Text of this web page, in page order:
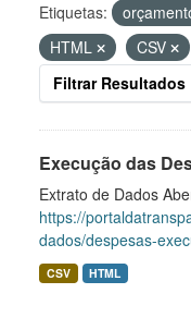
Etiquetas:
HTML
CSV
Filtrar Resultados
Execução das
Extrato de Dados
https://
dados/despesas-
CSV HTML